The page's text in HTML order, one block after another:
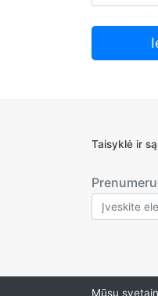
Taisyklė ir
Mūsų